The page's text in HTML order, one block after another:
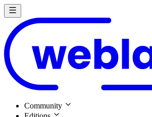
Community